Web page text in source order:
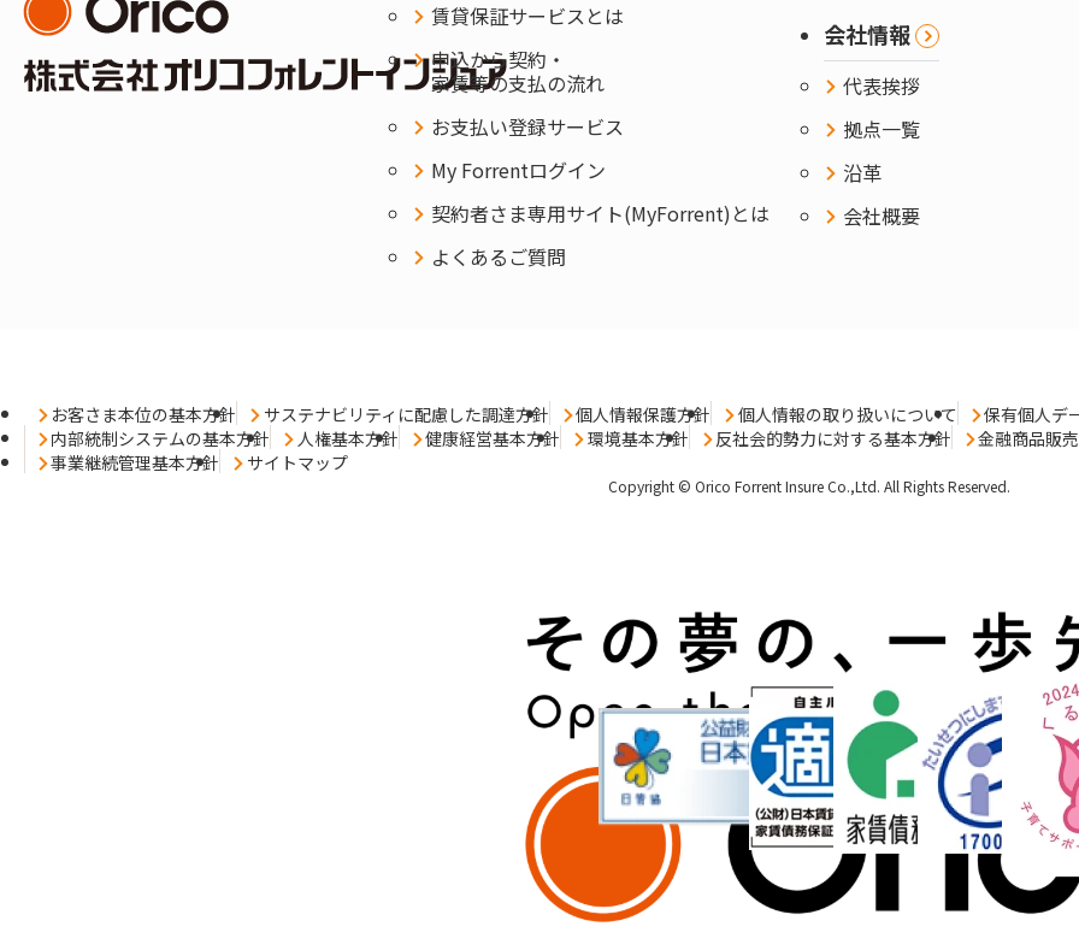
賃貸保証サービスとは
申込から契約・
家賃等の支払の流れ
お支払い登録サービス
My Forrentログイン
契約者さま専用サイト(MyForrent)とは
よくあるご質問
会社情報
代表挨拶
拠点一覧
沿革
会社概要
お客さま本位の基本方針 サステナビリティに配慮した調達方針 個人情報保護方針 個人情報の取り扱いについて
保有個人デ
内部統制システムの基本方針
人権基本方針 健康経営基本方針 環境基本方針 反社会的勢力に対する基本方針
金融商品販
事業継続管理基本方針
サイトマップ
Copyright © Orico Forrent Insure Co.,Ltd. All Rights Reserved.